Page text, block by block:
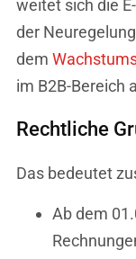
weitet sich die
der
dem
im B2B-Bereich
Rechtliche
Das bedeutet
Ab dem